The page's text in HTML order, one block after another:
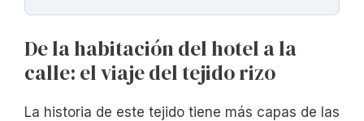
De la habitación del hotel a la
calle: el viaje del tejido rizo
La historia de este tejido tiene más capas de las